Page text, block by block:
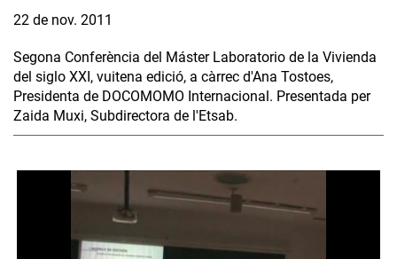
22 de nov. 2011
Segona Conferència del Máster Laboratorio de la Vivienda
del siglo XXI, vuitena edició, a càrrec d'Ana Tostoes,
Presidenta de DOCOMOMO Internacional. Presentada per
Zaida Muxi, Subdirectora de l'Etsab.